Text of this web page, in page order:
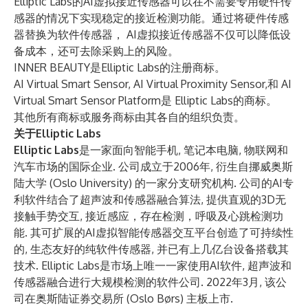
感器的情况下实现稳定的接近检测功能。通过将硬件传感
器替换为软件传感器， AI虚拟接近传感器不仅可以降低设
备成本，还可去除采购上的风险。
INNER BEAUTY是Elliptic Labs的注册商标。
AI Virtual Smart Sensor, AI Virtual Proximity Sensor,和 AI
Virtual Smart Sensor Platform是 Elliptic Labs的商标。
其他所有商标或服务商标由其各自的组织负责。
关于Elliptic Labs
Elliptic Labs是一家面向智能手机, 笔记本电脑, 物联网和
汽车市场的国际企业. 公司成立于2006年, 衍生自挪威奥斯
陆大学 (Oslo University) 的一家分支研究机构. 公司的AI专
利软件结合了超声波和传感器融合算法, 提供直观的3D无
接触手势交互, 接近感应，存在检测，呼吸及心跳检测功
能. 其可扩展的AI虚拟智能传感器交互平台创造了可持续性
的, 生态友好的纯软件传感器, 并已有上几亿台设备搭载其
技术. Elliptic Labs是市场上唯一一家使用AI软件, 超声波和
传感器融合进行大规模检测的软件公司. 2022年3月, 该公
司在奥斯陆证券交易所 (Oslo Børs) 主板上市.